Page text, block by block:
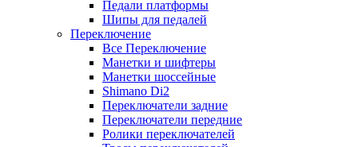
Педали платформы
Шипы для педалей
Переключение
Все Переключение
Манетки и шифтеры
Манетки шоссейные
Shimano Di2
Переключатели задние
Переключатели передние
Ролики переключателей